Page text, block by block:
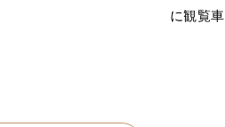
に観覧